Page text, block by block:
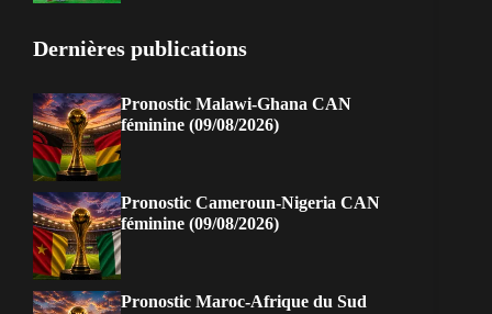
Dernières publications
Pronostic Malawi-Ghana CAN
féminine (09/08/2026)
Pronostic Cameroun-Nigeria CAN
féminine (09/08/2026)
Pronostic Maroc-Afrique du Sud